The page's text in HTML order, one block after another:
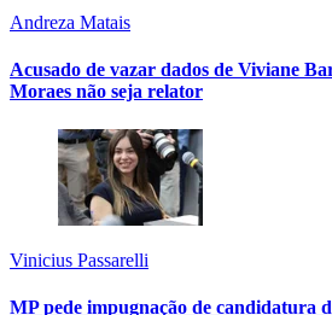
Andreza Matais
Acusado de vazar dados de Viviane
Moraes não seja relator
Vinicius Passarelli
MP pede impugnação de candidatura